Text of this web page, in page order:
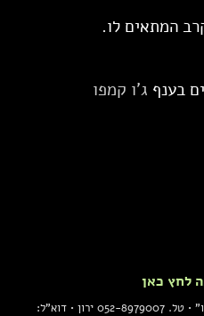
המתאים לו.
בענף ג'ו קמפו
לחץ כאן
• דוא"ל: